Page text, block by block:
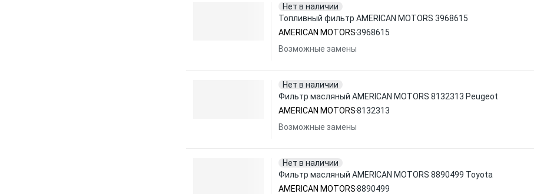
Нет в наличии
Топливный фильтр AMERICAN MOTORS 3968615
AMERICAN MOTORS3968615
Возможные замены
Нет в наличии
Фильтр масляный AMERICAN MOTORS 8132313 Peugeot
AMERICAN MOTORS8132313
Возможные замены
Нет в наличии
Фильтр масляный AMERICAN MOTORS 8890499 Toyota
AMERICAN MOTORS8890499